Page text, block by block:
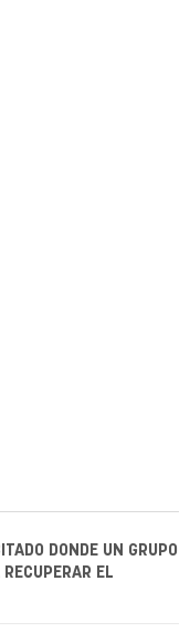
DONDE UN GRUPO
EL